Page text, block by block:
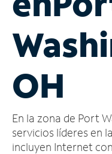
cuenta
Encuentra
tienda
OH
En la zona de Port
servicios líderes en
incluyen Internet